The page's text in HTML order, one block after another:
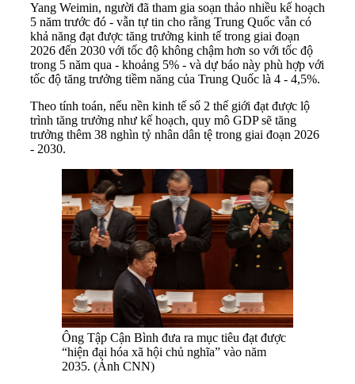
Yang Weimin, người đã tham gia soạn thảo nhiều kế hoạch
5 năm trước đó - vẫn tự tin cho rằng Trung Quốc vẫn có
khả năng đạt được tăng trưởng kinh tế trong giai đoạn
2026 đến 2030 với tốc độ không chậm hơn so với tốc độ
trong 5 năm qua - khoảng 5% - và dự báo này phù hợp với
tốc độ tăng trưởng tiềm năng của Trung Quốc là 4 - 4,5%.
Theo tính toán, nếu nền kinh tế số 2 thế giới đạt được lộ
trình tăng trưởng như kế hoạch, quy mô GDP sẽ tăng
trưởng thêm 38 nghìn tỷ nhân dân tệ trong giai đoạn 2026
- 2030.
Ông Tập Cận Bình đưa ra mục tiêu đạt được
“hiện đại hóa xã hội chủ nghĩa” vào năm
2035. (Ảnh CNN)